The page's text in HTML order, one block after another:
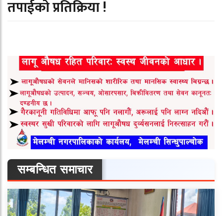
तपाईको प्रतिक्रिया !
सम्बन्धित समाचार